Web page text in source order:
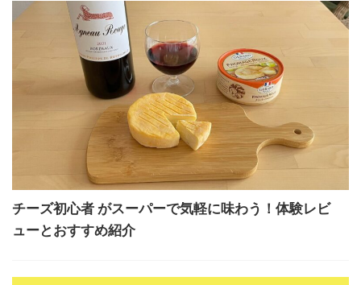
チーズ初心者 がスーパーで気軽に味わう！体験レビ
ューとおすすめ紹介